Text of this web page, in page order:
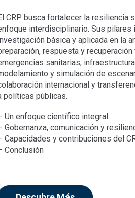
CRP busca fortalecer la resiliencia
interdisciplinario. Sus pilares
básica y aplicada en la
respuesta y recuperación
sanitarias,
y simulación de
internacional y
políticas públicas.
Un enfoque científico integral
Gobernanza, comunicación y
Capacidades y contribuciones del
Conclusión